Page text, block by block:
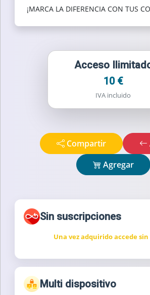
¡MARCA LA DIFERENCIA CON TUS
Acceso
10 €
IVA incluido
Compartir
Agregar
Sin suscripciones
Una vez adquirido accede
Multi dispositivo